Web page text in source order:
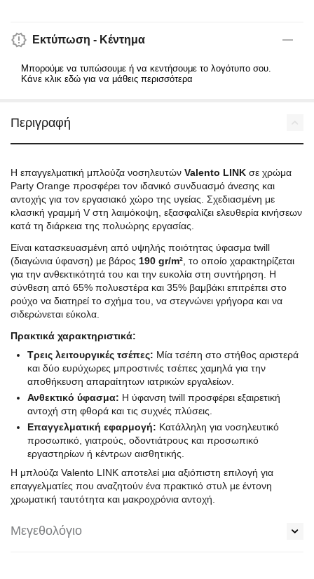
Εκτύπωση - Κέντημα
Μπορούμε να τυπώσουμε ή να κεντήσουμε το λογότυπο σου.
Κάνε κλικ εδώ για να μάθεις περισσότερα
Περιγραφή
Η επαγγελματική μπλούζα νοσηλευτών Valento LINK σε χρώμα
Party Orange προσφέρει τον ιδανικό συνδυασμό άνεσης και
αντοχής για τον εργασιακό χώρο της υγείας. Σχεδιασμένη με
κλασική γραμμή V στη λαιμόκοψη, εξασφαλίζει ελευθερία κινήσεων
κατά τη διάρκεια της πολυώρης εργασίας.
Είναι κατασκευασμένη από υψηλής ποιότητας ύφασμα twill
(διαγώνια ύφανση) με βάρος 190 gr/m² , το οποίο χαρακτηρίζεται
για την ανθεκτικότητά του και την ευκολία στη συντήρηση. Η
σύνθεση από 65% πολυεστέρα και 35% βαμβάκι επιτρέπει στο
ρούχο να διατηρεί το σχήμα του, να στεγνώνει γρήγορα και να
σιδερώνεται εύκολα.
Πρακτικά χαρακτηριστικά:
Τρεις λειτουργικές τσέπες: Μία τσέπη στο στήθος αριστερά
και δύο ευρύχωρες μπροστινές τσέπες χαμηλά για την
αποθήκευση απαραίτητων ιατρικών εργαλείων.
Ανθεκτικό ύφασμα: Η ύφανση twill προσφέρει εξαιρετική
αντοχή στη φθορά και τις συχνές πλύσεις.
Επαγγελματική εφαρμογή: Κατάλληλη για νοσηλευτικό
προσωπικό, γιατρούς, οδοντιάτρους και προσωπικό
εργαστηρίων ή κέντρων αισθητικής.
Η μπλούζα Valento LINK αποτελεί μια αξιόπιστη επιλογή για
επαγγελματίες που αναζητούν ένα πρακτικό στυλ με έντονη
χρωματική ταυτότητα και μακροχρόνια αντοχή.
Μεγεθολόγιο